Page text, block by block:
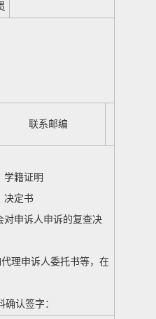
联系邮编
学籍证明
决定书
对申诉人申诉的复查决
理申诉人委托书等，在
认签字：